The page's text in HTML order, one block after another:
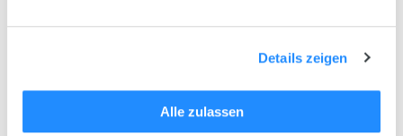
Details zeigen
Alle zulassen